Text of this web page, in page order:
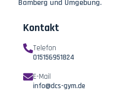
Bamberg und Umgebung.
Kontakt
Telefon
015156951824
E-Mail
info@dcs-gym.de